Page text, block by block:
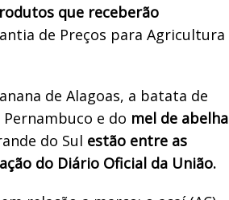
que receberão
de Preços para Agricultura
de Alagoas, a batata de
e do mel de abelha
do Sul estão entre as
do Diário Oficial da União.